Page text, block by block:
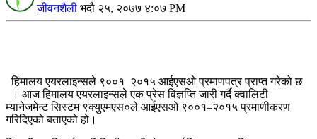
जीवनशैली भदौ २५, २०७७ ४:०७ PM
हिमालय एयरलाइन्सले ९००१–२०१५ आईएसओ प्रमाणपत्र प्राप्त गरेको छ
। आज हिमालय एयरलाइन्सले एक प्रेस विज्ञप्ति जारी गर्दै क्वालिटी
म्यानेजमेन्ट सिस्टम ९क्युएमएस०ले आईएसओ ९००१–२०१५ प्रमाणीकरण
गरिदिएको बताएको हो।